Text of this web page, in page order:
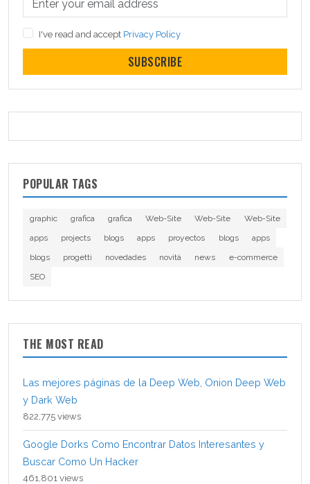
I've read and accept Privacy Policy
SUBSCRIBE
POPULAR TAGS
graphic grafica grafica Web-Site Web-Site
Web-Site
apps
projects blogs apps proyectos blogs
apps
blogs
progetti novedades novità news
e-commerce
SEO
THE MOST READ
Las mejores páginas de la Deep Web, Onion Deep Web
y Dark Web
822,775 views
Google Dorks Como Encontrar Datos Interesantes y
Buscar Como Un Hacker
461,801 views